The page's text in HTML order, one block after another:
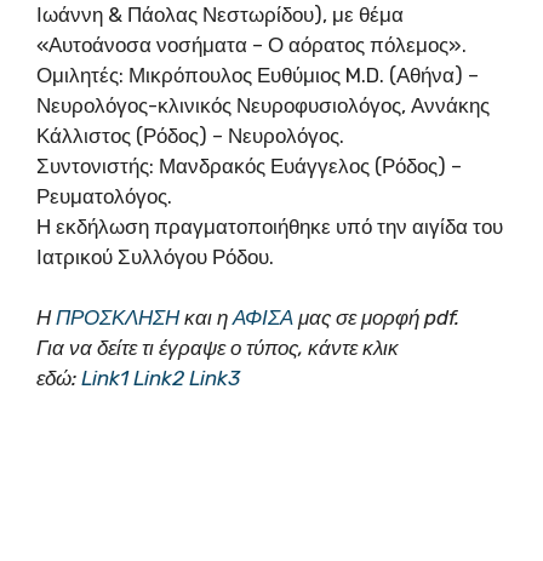
Ιωάννη & Πάολας Νεστωρίδου), με θέμα
«Αυτοάνοσα νοσήματα – Ο αόρατος πόλεμος».
Ομιλητές: Μικρόπουλος Ευθύμιος M.D. (Αθήνα) –
Νευρολόγος-κλινικός Νευροφυσιολόγος, Αννάκης
Κάλλιστος (Ρόδος) – Νευρολόγος.
Συντονιστής: Μανδρακός Ευάγγελος (Ρόδος) –
Ρευματολόγος.
Η εκδήλωση πραγματοποιήθηκε υπό την αιγίδα του
Ιατρικού Συλλόγου Ρόδου.
ΗΠΡΟΣΚΛΗΣΗκαι ηΑΦΙΣΑ μας σε μορφή pdf.
Για να δείτε τι έγραψε ο τύπος, κάντε κλικ
εδώ: Link1 Link2 Link3